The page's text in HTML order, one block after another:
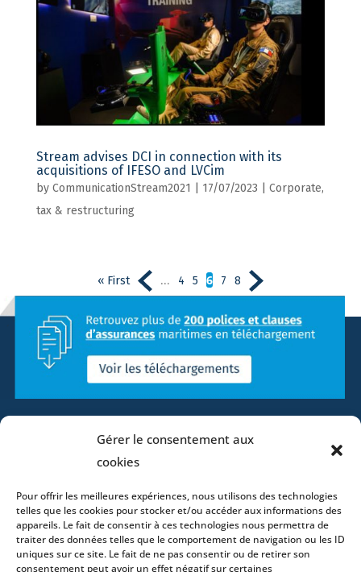
Gérer le consentement aux
cookies
Pour offrir les meilleures expériences, nous utilisons des technologies
telles que les cookies pour stocker et/ou accéder aux informations des
appareils. Le fait de consentir à ces technologies nous permettra de
traiter des données telles que le comportement de navigation ou les ID
uniques sur ce site. Le fait de ne pas consentir ou de retirer son
consentement peut avoir un effet négatif sur certaines
Stream advises DCI in connection with its
acquisitions of IFESO and LVCim
by CommunicationStream2021 17/07/2023
Corporate,
tax & restructuring
« First ... 4 5 6 7 8
Home